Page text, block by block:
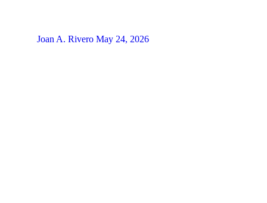
Joan A. Rivero May 24, 2026